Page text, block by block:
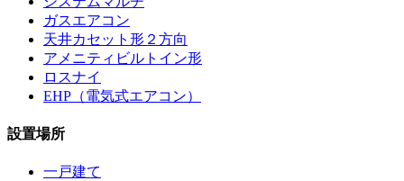
ガスエアコン
天井カセット形２方向
アメニティビルトイン形
ロスナイ
EHP（電気式エアコン）
設置場所
一戸建て